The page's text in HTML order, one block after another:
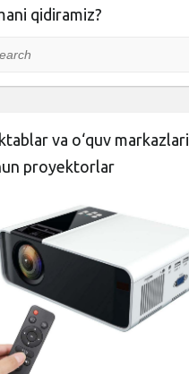
qidiramiz?
va o‘quv markazlari
proyektorlar